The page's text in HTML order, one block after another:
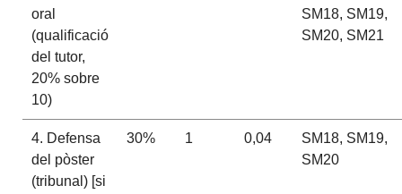
oral
(qualificació
del tutor,
20% sobre
10)
SM18, SM19,
SM20, SM21
4. Defensa
del pòster
(tribunal) [si
30% 1 0,04
SM18, SM19,
SM20